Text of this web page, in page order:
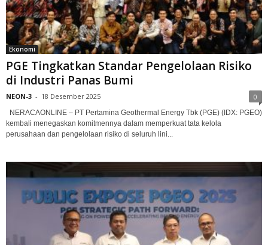
Ekonomi
PGE Tingkatkan Standar Pengelolaan Risiko
di Industri Panas Bumi
NEON-3 - 18 Desember 2025 0
NERACAONLINE – PT Pertamina Geothermal Energy Tbk (PGE) (IDX: PGEO)
kembali menegaskan komitmennya dalam memperkuat tata kelola
perusahaan dan pengelolaan risiko di seluruh lini...